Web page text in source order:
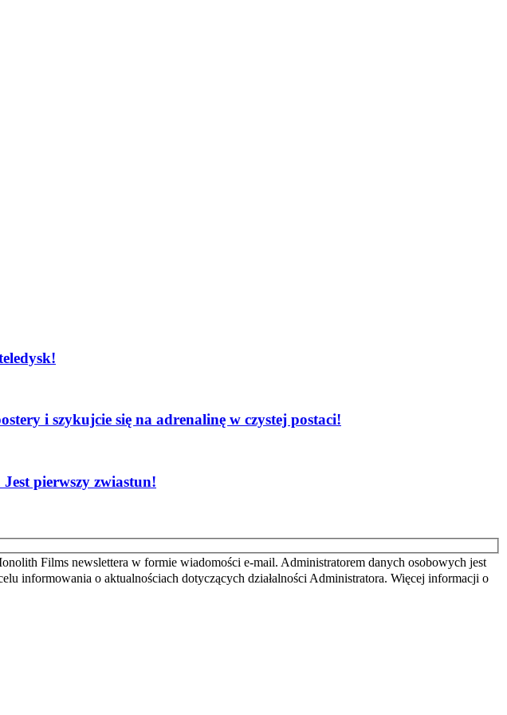
i szykujcie się na adrenalinę w czystej postaci!
pierwszy zwiastun!
Films newslettera w formie wiadomości e-mail. Administratorem danych osobowych jest
informowania o aktualnościach dotyczących działalności Administratora. Więcej informacji o